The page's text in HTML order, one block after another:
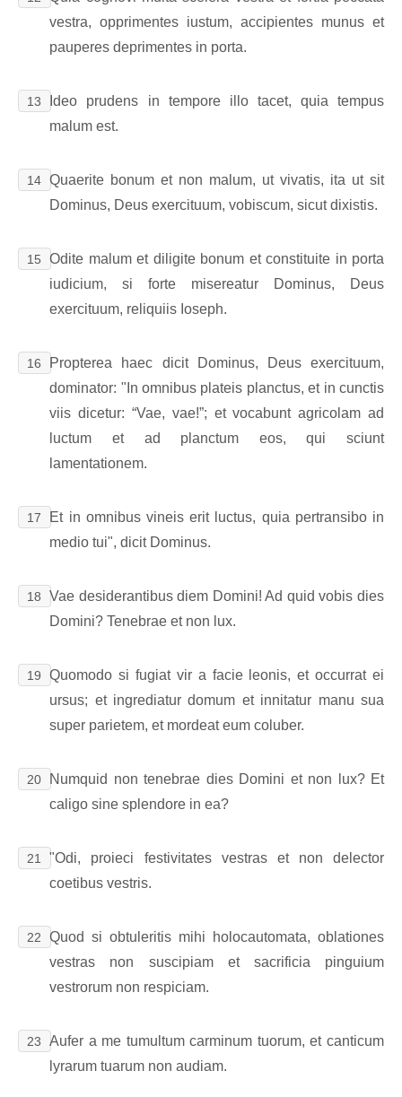
vestra, opprimentes iustum, accipientes munus et
pauperes deprimentes in porta.
13
Ideo prudens in tempore illo tacet, quia tempus
malum est.
14 Quaerite bonum et non malum, ut vivatis, ita ut sit
Dominus, Deus exercituum, vobiscum, sicut dixistis.
15
Odite malum et diligite bonum et constituite in porta
iudicium, si forte misereatur Dominus, Deus
exercituum, reliquiis Ioseph.
16
Propterea haec dicit Dominus, Deus exercituum,
dominator: "In omnibus plateis planctus, et in cunctis
viis dicetur: “Vae, vae!”; et vocabunt agricolam ad
luctum et ad planctum eos, qui sciunt
lamentationem.
17
Et in omnibus vineis erit luctus, quia pertransibo in
medio tui", dicit Dominus.
18
Vae desiderantibus diem Domini! Ad quid vobis dies
Domini? Tenebrae et non lux.
19
Quomodo si fugiat vir a facie leonis, et occurrat ei
ursus; et ingrediatur domum et innitatur manu sua
super parietem, et mordeat eum coluber.
20
Numquid non tenebrae dies Domini et non lux? Et
caligo sine splendore in ea?
21
"Odi, proieci festivitates vestras et non delector
coetibus vestris.
22
Quod si obtuleritis mihi holocautomata, oblationes
vestras non suscipiam et sacrificia pinguium
vestrorum non respiciam.
23
Aufer a me tumultum carminum tuorum, et canticum
lyrarum tuarum non audiam.